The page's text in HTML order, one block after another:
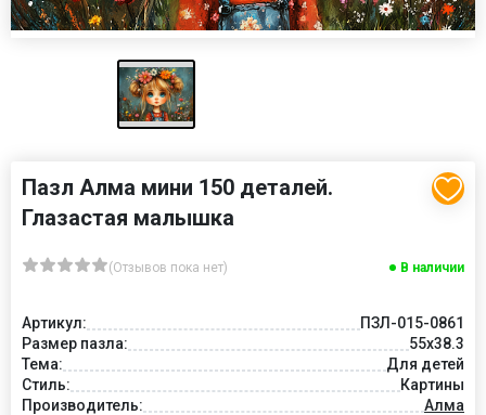
Пазл Алма мини 150 деталей.
Глазастая малышка
(Отзывов пока нет) В наличии
Артикул:
ПЗЛ-015-0861
Размер пазла:
55х38.3
Тема:
Для детей
Стиль:
Картины
Производитель:
Алма